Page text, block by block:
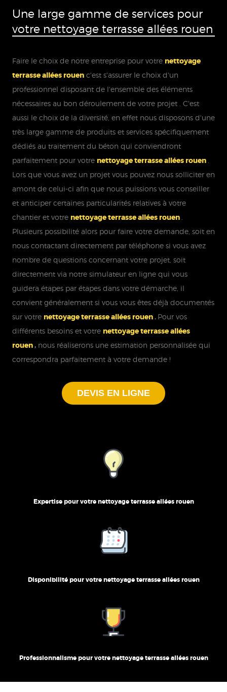
Une large gamme de services pour
votre nettoyage terrasse allées rouen
Faire le choix de notre entreprise pour votre nettoyage
terrasse allées rouenc'est s'assurer le choix d'un
professionnel disposant de l'ensemble des éléments
nécessaires au bon déroulement de votre projet . C'est
aussi le choix de la diversité, en effet nous disposons d'une
très large gamme de produits et services spécifiquement
dédiés au traitement du béton qui conviendront
parfaitement pour votre nettoyage terrasse allées rouen
Lors que vous avez un projet vous pouvez nous solliciter en
amont de celui-ci afin que nous puissions vous conseiller
et anticiper certaines particularités relatives à votre
chantier et votre nettoyage terrasse allées rouen
Plusieurs possibilité alors pour faire votre demande, soit en
nous contactant directement par téléphone si vous avez
nombre de questions concernant votre projet, soit
directement via notre simulateur en ligne qui vous
guidera étapes par étapes dans votre démarche, il
convient généralement si vous vous êtes déjà documentés
sur votre nettoyage terrasse allées rouen. Pour vos
différents besoins et votre nettoyage terrasse allées
rouen,nous réaliserons une estimation personnalisée qui
correspondra parfaitement à votre demande !
DEVIS EN LIGNE
Expertise pour votre nettoyage terrasse allées rouen
Disponibilité pour votre nettoyage terrasse allées rouen
Professionnalisme pour votre nettoyage terrasse allées rouen